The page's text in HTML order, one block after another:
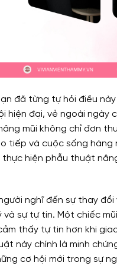
đã từng tự hỏi điều
hiện đại, vẻ ngoài
mũi không chỉ đơn
tiếp và cuộc sống hàng
hiện phẫu thuật
nghĩ đến sự thay
sự tự tin. Một chiếc
thấy tự tin hơn khi
này chính là minh
cơ hội mới trong sự